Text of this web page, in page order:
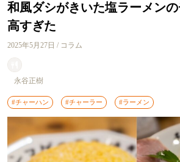
和風ダシがきいた塩ラーメン
高すぎた
2025年5月27日 / コラム
永谷正樹
#チャーハン #チャーラー #ラーメン